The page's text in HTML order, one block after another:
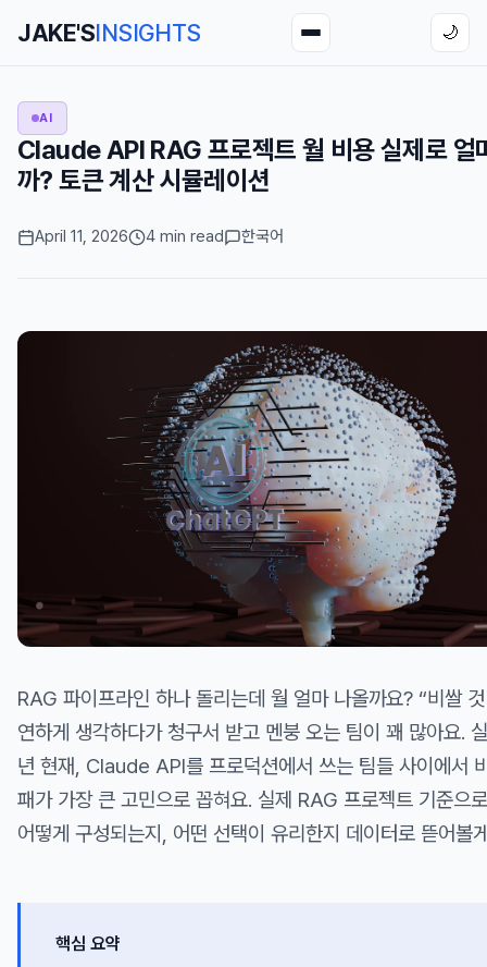
JAKE'SINSIGHTS 🌙
AI
Claude API RAG 프로젝트 월 비용 실제로 얼
까? 토큰 계산 시뮬레이션
April 11, 2026 4 min read 한국어
RAG 파이프라인 하나 돌리는데 월 얼마 나올까요? “비쌀
연하게 생각하다가 청구서 받고 멘붕 오는 팀이 꽤 많아요.
년 현재, Claude API를 프로덕션에서 쓰는 팀들 사이에서
패가 가장 큰 고민으로 꼽혀요. 실제 RAG 프로젝트 기준으
어떻게 구성되는지, 어떤 선택이 유리한지 데이터로 뜯어볼
핵심 요약